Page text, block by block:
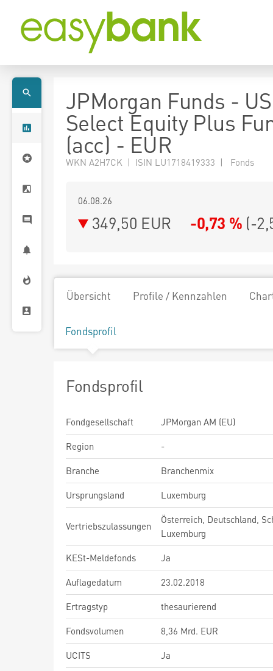
JPMorgan Funds - US
Select Equity Plus
(acc) - EUR
WKN A2H7CK | ISIN LU1718419333 | Fonds
06.08.26
349,50 EUR -0,73 % (-
Übersicht Profile / Kennzahlen
Fondsprofil
Fondsprofil
Fondgesellschaft
JPMorgan AM (EU)
Region
-
Branche
Branchenmix
Ursprungsland
Luxemburg
Vertriebszulassungen
Österreich, Deutschland,
Luxemburg
KESt-Meldefonds
Ja
Auflagedatum
23.02.2018
Ertragstyp
thesaurierend
Fondsvolumen
8,36 Mrd. EUR
UCITS
Ja